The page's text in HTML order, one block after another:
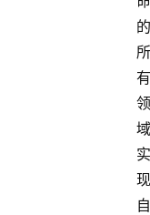
的
所
有
领
域
实
现
自